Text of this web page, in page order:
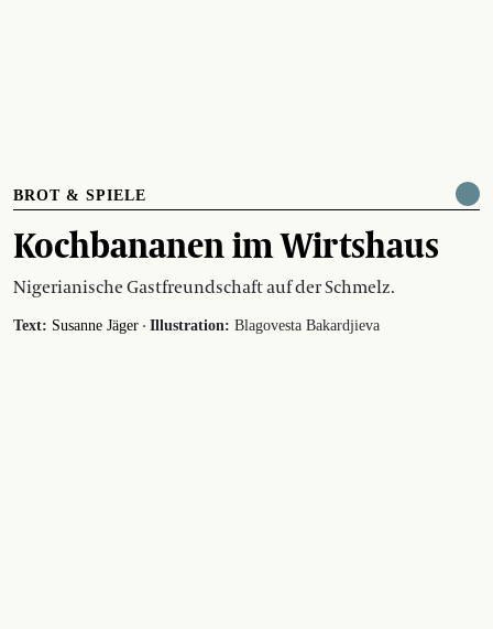
BROT & SPIELE
Kochbananen im Wirtshaus
Nigerianische Gastfreundschaft auf der Schmelz.
Text: Susanne Jäger · Illustration: Blagovesta Bakardjieva